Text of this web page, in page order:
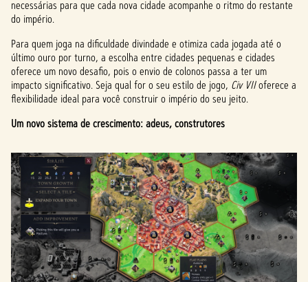
necessárias para que cada nova cidade acompanhe o ritmo do restante
do império.
Para quem joga na dificuldade divindade e otimiza cada jogada até o
último ouro por turno, a escolha entre cidades pequenas e cidades
oferece um novo desafio, pois o envio de colonos passa a ter um
impacto significativo. Seja qual for o seu estilo de jogo, Civ VIIoferece a
flexibilidade ideal para você construir o império do seu jeito.
Um novo sistema de crescimento: adeus, construtores